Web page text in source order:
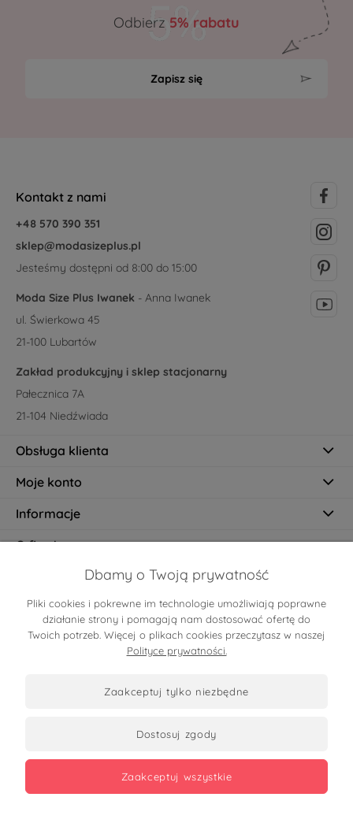
Odbierz 5% rabatu
Zapisz się
Kontakt z nami
+48 570 390 351
sklep@modasizeplus.pl
Jesteśmy dostępni od 8:00 do 15:00
Moda Size Plus Iwanek - Anna Iwanek
ul. Świerkowa 45
21-100 Lubartów
Zakład produkcyjny i sklep stacjonarny
Pałecznica 7A
21-104 Niedźwiada
Obsługa klienta
Moje konto
Informacje
O firmie
Certyfikaty
Dbamy o Twoją prywatność
Pliki cookies i pokrewne im technologie umożliwiają poprawne
działanie strony i pomagają nam dostosować ofertę do
Twoich potrzeb. Więcej o plikach cookies przeczytasz w naszej
Polityce prywatności.
zaakceptuj tylko niezbędne
dostosuj zgody
zaakceptuj wszystkie